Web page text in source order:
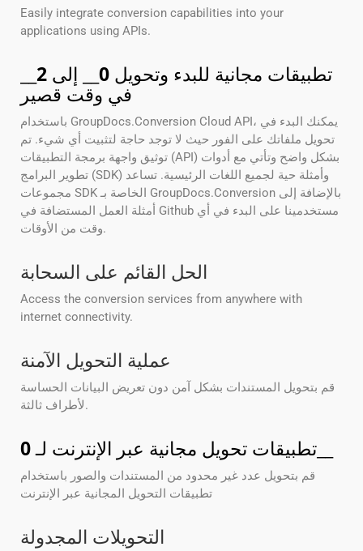
Easily integrate conversion capabilities into your
applications using APIs.
تطبيقات مجانية للبدء وتحويل 0 __ إلى 2
في وقت قصير
باستخدام GroupDocs.Conversion Cloud API، يمكنك البدء في
تحويل ملفاتك على الفور حيث لا توجد حاجة لتثبيت أي شيء. تم
توثيق واجهة برمجة التطبيقات (API) بشكل واضح وتأتي مع أدوات
تطوير البرامج (SDK) وأمثلة حية لجميع اللغات الرئيسية. تساعد
مجموعات SDK الخاصة بـ GroupDocs.Conversion بالإضافة إلى
أمثلة العمل المستضافة في Github مستخدمينا على البدء في أي
وقت من الأوقات.
الحل القائم على السحابة
Access the conversion services from anywhere with
internet connectivity.
عملية التحويل الآمنة
قم بتحويل المستندات بشكل آمن دون تعريض البيانات الحساسة
لأطراف ثالثة.
تطبيقات تحويل مجانية عبر الإنترنت لـ0
قم بتحويل عدد غير محدود من المستندات والصور باستخدام
تطبيقات التحويل المجانية عبر الإنترنت
التحويلات المجدولة